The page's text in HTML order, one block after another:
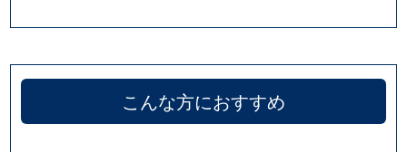
こんな方におすすめ